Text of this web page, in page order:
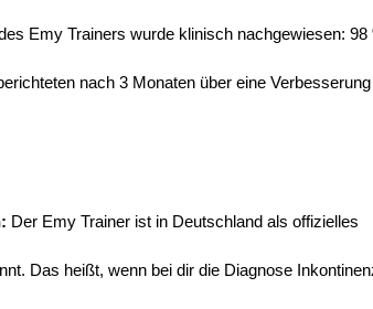
Emy Trainers wurde klinisch nachgewiesen: 98
nach 3 Monaten über eine
Der Emy Trainer ist in Deutschland als offizielles
Das heißt, wenn bei dir die Diagnose